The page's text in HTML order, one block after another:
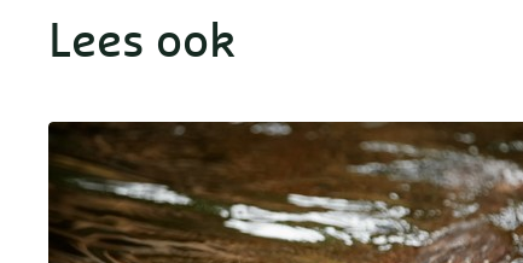
Lees ook